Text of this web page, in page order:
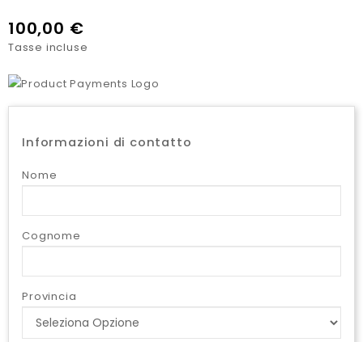
100,00 €
Tasse incluse
Informazioni di contatto
Nome
Cognome
Provincia